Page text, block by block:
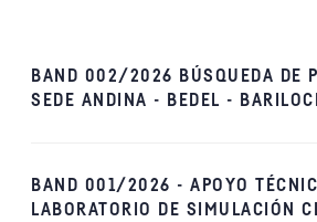
BAND 002/2026 BÚSQUEDA DE
SEDE ANDINA - BEDEL -
BAND 001/2026 - APOYO
LABORATORIO DE SIMULACIÓN